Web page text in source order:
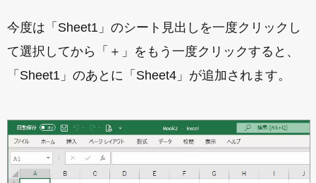
今度は「Sheet1」のシート見出しを一度クリックし
て選択してから「＋」をもう一度クリックすると、
「Sheet1」のあとに「Sheet4」が追加されます。